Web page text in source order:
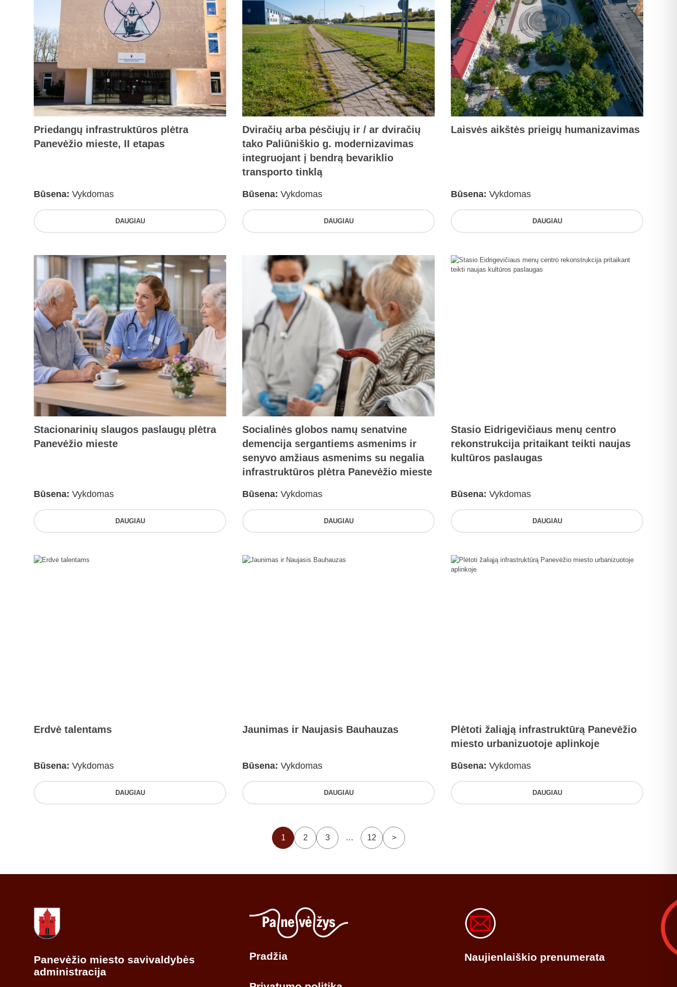
Priedangų infrastruktūros plėtra
Panevėžio mieste, II etapas
Būsena: Vykdomas
DAUGIAU
Dviračių arba pėsčiųjų ir / ar dviračių
tako Paliūniškio g. modernizavimas
integruojant į bendrą bevariklio
transporto tinklą
Būsena: Vykdomas
DAUGIAU
Laisvės aikštės prieigų humanizavimas
Būsena: Vykdomas
DAUGIAU
Stacionarinių slaugos paslaugų plėtra
Panevėžio mieste
Būsena: Vykdomas
DAUGIAU
Socialinės globos namų senatvine
demencija sergantiems asmenims ir
senyvo amžiaus asmenims su negalia
infrastruktūros plėtra Panevėžio mieste
Būsena: Vykdomas
DAUGIAU
Stasio Eidrigevičiaus menų centro
rekonstrukcija pritaikant teikti naujas
kultūros paslaugas
Būsena: Vykdomas
DAUGIAU
Erdvė talentams
Būsena: Vykdomas
DAUGIAU
Jaunimas ir Naujasis Bauhauzas
Būsena: Vykdomas
DAUGIAU
Plėtoti žaliąją infrastruktūrą Panevėžio
miesto urbanizuotoje aplinkoje
Būsena: Vykdomas
DAUGIAU
1 2 3 … 12 >
Panevėžio miesto savivaldybės
administracija
Pradžia Naujienlaiškio prenumerata